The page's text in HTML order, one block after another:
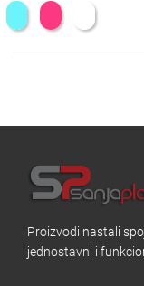
Proizvodi nastali
jednostavni i